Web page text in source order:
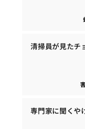
清掃員が見たチ
専門家に聞くや